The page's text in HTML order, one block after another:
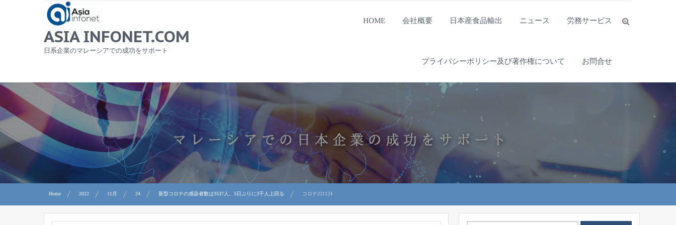
ASIA INFONET.COM
日系企業のマレーシアでの成功をサポート
HOME 会社概要 日本産食品輸出 ニュース 労務サービス
プライバシーポリシー及び著作権について お問合せ
Home 2022 11月 24 新型コロナの感染者数は3537人、5日ぶりに3千人上回る コロナ221124